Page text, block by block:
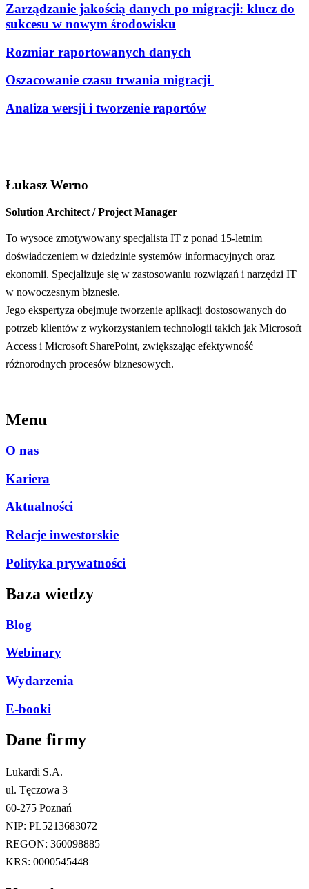
Zarządzanie jakością danych po migracji: klucz do
sukcesu w nowym środowisku
Rozmiar raportowanych danych
Oszacowanie czasu trwania migracji
Analiza wersji i tworzenie raportów
Łukasz Werno
Solution Architect / Project Manager
To wysoce zmotywowany specjalista IT z ponad 15-letnim
doświadczeniem w dziedzinie systemów informacyjnych oraz
ekonomii. Specjalizuje się w zastosowaniu rozwiązań i narzędzi IT
w nowoczesnym biznesie.
Jego ekspertyza obejmuje tworzenie aplikacji dostosowanych do
potrzeb klientów z wykorzystaniem technologii takich jak Microsoft
Access i Microsoft SharePoint, zwiększając efektywność
różnorodnych procesów biznesowych.
Menu
O nas
Kariera
Aktualności
Relacje inwestorskie
Polityka prywatności
Baza wiedzy
Blog
Webinary
Wydarzenia
E-booki
Dane firmy​
Lukardi S.A.
ul. Tęczowa 3
60-275 Poznań
NIP: PL5213683072
REGON: 360098885
KRS: 0000545448